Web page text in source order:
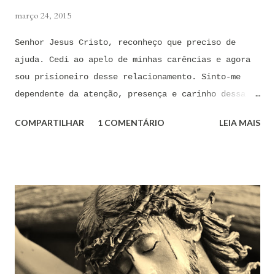
março 24, 2015
Senhor Jesus Cristo, reconheço que preciso de
ajuda. Cedi ao apelo de minhas carências e agora
sou prisioneiro desse relacionamento. Sinto-me
dependente da atenção, presença e carinho dessa
para me libertar da influência dessas tentações. A
tentação me venceu. E confesso a minha culpa por
ter cedido às suas insinuações me deixando
envolver. Mas, neste momento, eu me agarro com
todas as minhas forças ao poder de Tua Santa Cruz.
Jesus, eu suplico que o Senhor ordene a todas as
COMPARTILHAR 1 COMENTÁRIO LEIA MAIS